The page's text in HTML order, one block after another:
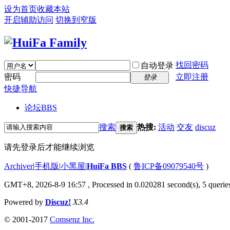
设为首页收藏本站
开启辅助访问 切换到窄版
自动登录 找回密码
密码
登录
立即注册
快捷导航
论坛BBS
搜索 搜索 热搜: 活动 交友 discuz
请先登录后才能继续浏览
Archiver|手机版|小黑屋|HuiFa BBS ( 鲁ICP备09079540号 )
GMT+8, 2026-8-9 16:57 , Processed in 0.020281 second(s), 5
Powered by Discuz! X3.4
© 2001-2017 Comsenz Inc.